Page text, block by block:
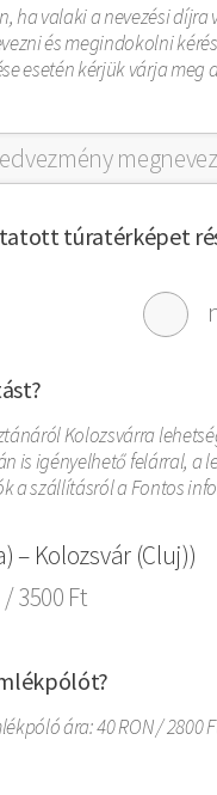
ha valaki a nevezési
és megindokolni
esetén kérjük várja meg
túratérképet
Kolozsvárra
is igényelhető felárral,
a szállításról a Fontos
– Kolozsvár (Cluj))
3500 Ft
ára: 40 RON / 2800